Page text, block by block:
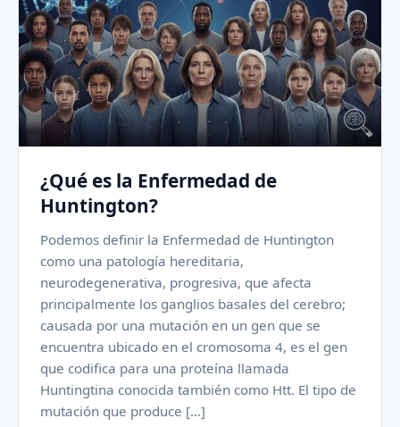
¿Qué es la Enfermedad de
Huntington?
Podemos definir la Enfermedad de Huntington
como una patología hereditaria,
neurodegenerativa, progresiva, que afecta
principalmente los ganglios basales del cerebro;
causada por una mutación en un gen que se
encuentra ubicado en el cromosoma 4, es el gen
que codifica para una proteína llamada
Huntingtina conocida también como Htt. El tipo de
mutación que produce […]